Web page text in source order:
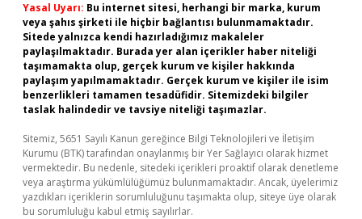
Yasal Uyarı: Bu internet sitesi, herhangi bir marka, kurum
veya şahıs şirketi ile hiçbir bağlantısı bulunmamaktadır.
Sitede yalnızca kendi hazırladığımız makaleler
paylaşılmaktadır. Burada yer alan içerikler haber niteliği
taşımamakta olup, gerçek kurum ve kişiler hakkında
paylaşım yapılmamaktadır. Gerçek kurum ve kişiler ile isim
benzerlikleri tamamen tesadüfidir. Sitemizdeki bilgiler
taslak halindedir ve tavsiye niteliği taşımazlar.
Sitemiz, 5651 Sayılı Kanun gereğince Bilgi Teknolojileri ve İletişim
Kurumu (BTK) tarafından onaylanmış bir Yer Sağlayıcı olarak hizmet
vermektedir. Bu nedenle, sitedeki içerikleri proaktif olarak denetleme
veya araştırma yükümlülüğümüz bulunmamaktadır. Ancak, üyelerimiz
yazdıkları içeriklerin sorumluluğunu taşımakta olup, siteye üye olarak
bu sorumluluğu kabul etmiş sayılırlar.